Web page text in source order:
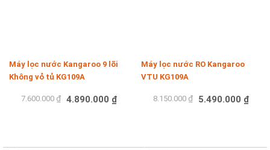
Máy lọc nước Kangaroo 9 lõi
Không vỏ tủ KG109A
7.600.000 ₫ 4.890.000 ₫
Máy lọc nước RO Kangaroo
VTU KG109A
8.150.000 ₫ 5.490.000 ₫